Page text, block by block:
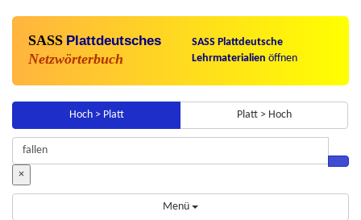
SASS Plattdeutsches
Netzwörterbuch
SASS Plattdeutsche
Lehrmaterialien öffnen
Hoch > Platt Platt > Hoch
×
Menü